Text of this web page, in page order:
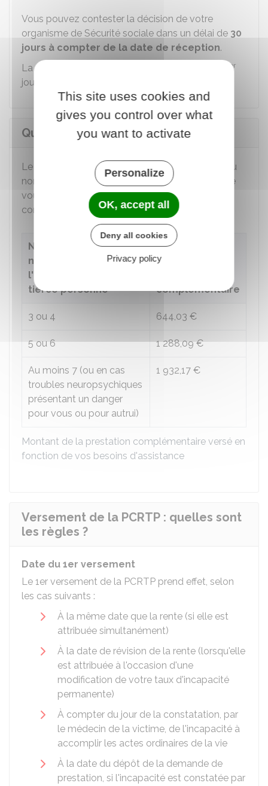
Vous pouvez contester la décision de votre
organisme de Sécurité sociale dans un délai de 30
jours à compter de la date de réception.
La date d'ouverture du droit à la PCRTP est le 1
er
jour du mois du dépôt de la demande.
Quel est le montant de la PCRTP ?
Le montant de votre PCRTP varie en fonction du
nombre d'actes ordinaires de la vie courante que
vous ne pouvez pas accomplir seul, dans les
conditions suivantes :
Montant de la prestation complémentaire versé en
fonction de vos besoins d'assistance
Nombre d'actes
nécessitant
l'assistance d'une
tierce personne
Montant de la
complémentaire
3 ou 4 644,03 €
5 ou 6 1 288,09 €
Au moins 7 (ou en cas
troubles neuropsychiques
présentant un danger
pour vous ou pour autrui)
1 932,17 €
Versement de la PCRTP : quelles sont
les règles ?
Date du 1er versement
Le 1er versement de la PCRTP prend effet, selon
les cas suivants :
À la même date que la rente (si elle est
attribuée simultanément)
À la date de révision de la rente (lorsqu'elle
est attribuée à l'occasion d'une
modification de votre taux d'incapacité
permanente)
À compter du jour de la constatation, par
le médecin de la victime, de l'incapacité à
accomplir les actes ordinaires de la vie
À la date du dépôt de la demande de
prestation, si l'incapacité est constatée par
This site uses cookies and
gives you control over what
you want to activate
Personalize
OK, accept all
Deny all cookies
Privacy policy